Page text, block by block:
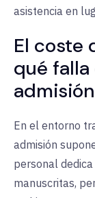
asistencia en
El coste
qué
En el entorno
admisión
personal
manuscritas,